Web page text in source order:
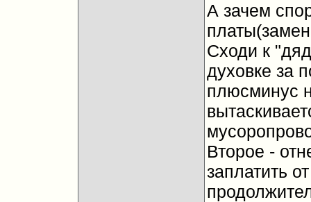
А зачем
Сходи к
духовке за
плюсминус
Второе -
заплатить